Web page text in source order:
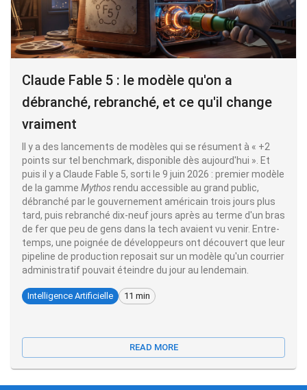
Claude Fable 5 : le modèle qu'on a
débranché, rebranché, et ce qu'il change
vraiment
Il y a des lancements de modèles qui se résument à « +2
points sur tel benchmark, disponible dès aujourd'hui ». Et
puis il y a Claude Fable 5, sorti le 9 juin 2026 : premier modèle
de la gamme Mythosrendu accessible au grand public,
débranché par le gouvernement américain trois jours plus
tard, puis rebranché dix-neuf jours après au terme d'un bras
de fer que peu de gens dans la tech avaient vu venir. Entre-
temps, une poignée de développeurs ont découvert que leur
pipeline de production reposait sur un modèle qu'un courrier
administratif pouvait éteindre du jour au lendemain.
Intelligence Artificielle 11 min
READ MORE